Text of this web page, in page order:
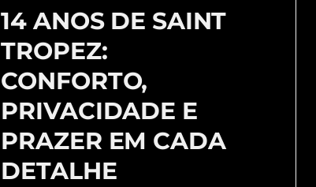
14 ANOS DE SAINT
TROPEZ:
CONFORTO,
PRIVACIDADE E
PRAZER EM CADA
DETALHE